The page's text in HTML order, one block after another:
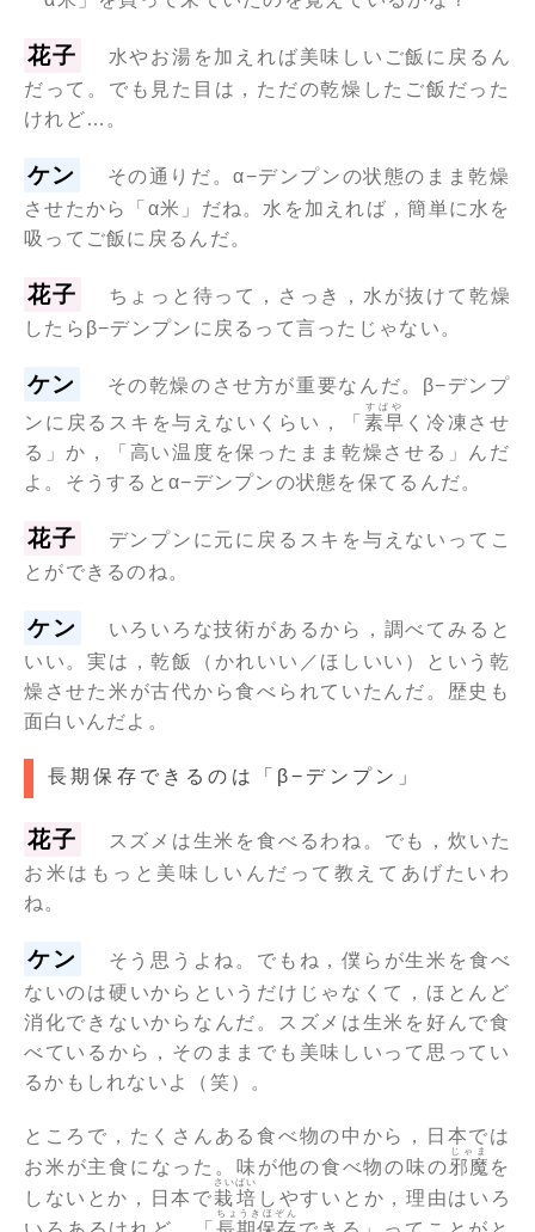
花子
水やお湯を加えれば美味しいご飯に戻るん
だって。でも見た目は，ただの乾燥したご飯だった
けれど…。
ケン
その通りだ。α−デンプンの状態のまま乾燥
させたから「α米」だね。水を加えれば，簡単に水を
吸ってご飯に戻るんだ。
花子
ちょっと待って，さっき，水が抜けて乾燥
したらβ−デンプンに戻るって言ったじゃない。
ケン
その乾燥のさせ方が重要なんだ。β−デンプ
ンに戻るスキを与えないくらい，「 素早
すばや
く冷凍させ
る」か，「高い温度を保ったまま乾燥させる」んだ
よ。そうするとα−デンプンの状態を保てるんだ。
花子
デンプンに元に戻るスキを与えないってこ
とができるのね。
ケン
いろいろな技術があるから，調べてみると
いい。実は，乾飯（かれいい／ほしいい）という乾
燥させた米が古代から食べられていたんだ。歴史も
面白いんだよ。
長期保存できるのは「β−デンプン」
花子
スズメは生米を食べるわね。でも，炊いた
お米はもっと美味しいんだって教えてあげたいわ
ね。
ケン
そう思うよね。でもね，僕らが生米を食べ
ないのは硬いからというだけじゃなくて，ほとんど
消化できないからなんだ。スズメは生米を好んで食
べているから，そのままでも美味しいって思ってい
るかもしれないよ（笑）。
ところで，たくさんある食べ物の中から，日本では
お米が主食になった。味が他の食べ物の味の邪魔
じゃま
を
しないとか，日本で栽培
さいばい
しやすいとか，理由はいろ
ちょうきほぞん